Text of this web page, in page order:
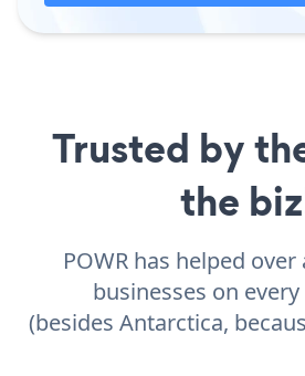
Trusted by
the
POWR has helped
businesses on
(besides Antarctica,